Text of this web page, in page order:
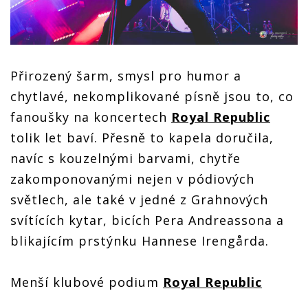
Přirozený šarm, smysl pro humor a
chytlavé, nekomplikované písně jsou to, co
fanoušky na koncertech Royal Republic
tolik let baví. Přesně to kapela doručila,
navíc s kouzelnými barvami, chytře
zakomponovanými nejen v pódiových
světlech, ale také v jedné z Grahnových
svítících kytar, bicích Pera Andreassona a
blikajícím prstýnku Hannese Irengårda.
Menší klubové podium Royal Republic